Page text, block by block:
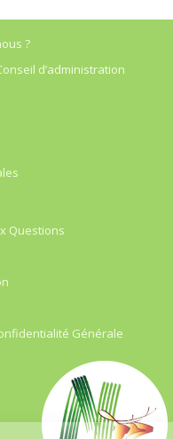
?
d’administration
Questions
Générale